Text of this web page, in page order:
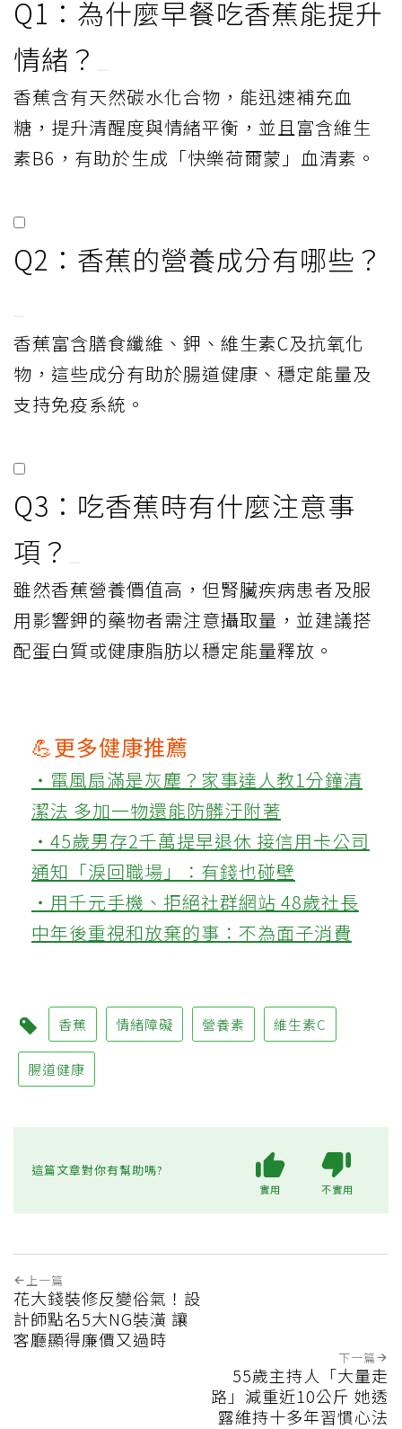
Q1：為什麼早餐吃香蕉能提升
情緒？
香蕉含有天然碳水化合物，能迅速補充血
糖，提升清醒度與情緒平衡，並且富含維生
素B6，有助於生成「快樂荷爾蒙」血清素。
Q2：香蕉的營養成分有哪些？
香蕉富含膳食纖維、鉀、維生素C及抗氧化
物，這些成分有助於腸道健康、穩定能量及
支持免疫系統。
Q3：吃香蕉時有什麼注意事
項？
雖然香蕉營養價值高，但腎臟疾病患者及服
用影響鉀的藥物者需注意攝取量，並建議搭
配蛋白質或健康脂肪以穩定能量釋放。
💪更多健康推薦
‧電風扇滿是灰塵？家事達人教1分鐘清
潔法 多加一物還能防髒汙附著
‧45歲男存2千萬提早退休 接信用卡公司
通知「淚回職場」：有錢也碰壁
‧用千元手機、拒絕社群網站 48歲社長
中年後重視和放棄的事：不為面子消費
香蕉 情緒障礙 營養素 維生素C
腸道健康
這篇文章對你有幫助嗎?
實用 不實用
上一篇
花大錢裝修反變俗氣！設
計師點名5大NG裝潢 讓
客廳顯得廉價又過時
下一篇
55歲主持人「大量走
路」減重近10公斤 她透
露維持十多年習慣心法